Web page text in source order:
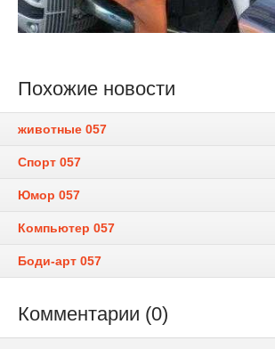
Похожие новости
животные 057
Спорт 057
Юмор 057
Компьютер 057
Боди-арт 057
Комментарии (0)